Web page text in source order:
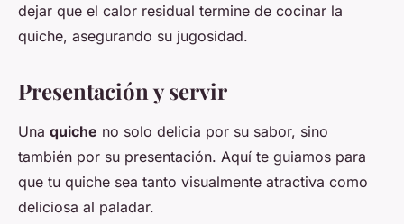
dejar que el calor residual termine de cocinar la
quiche, asegurando su jugosidad.
Presentación y servir
Una quiche no solo delicia por su sabor, sino
también por su presentación. Aquí te guiamos para
que tu quiche sea tanto visualmente atractiva como
deliciosa al paladar.